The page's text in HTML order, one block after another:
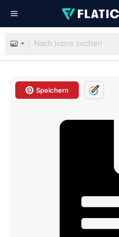
Speichern